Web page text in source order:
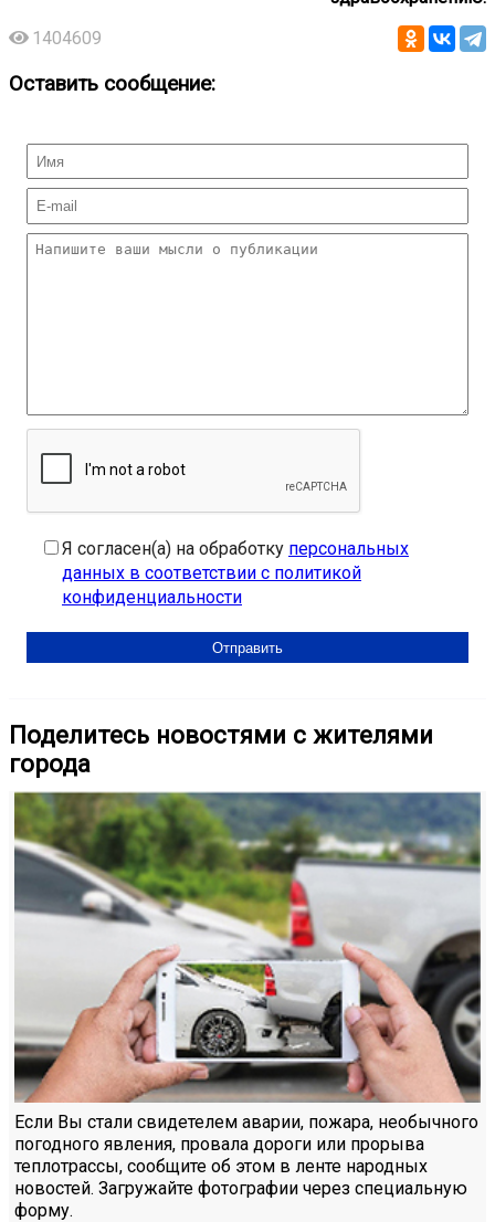
1404609
Оставить сообщение:
Я согласен(а) на обработку персональных
данных в соответствии с политикой
конфиденциальности
Поделитесь новостями с жителями
города
Если Вы стали свидетелем аварии, пожара, необычного
погодного явления, провала дороги или прорыва
теплотрассы, сообщите об этом в ленте народных
новостей. Загружайте фотографии через специальную
форму.